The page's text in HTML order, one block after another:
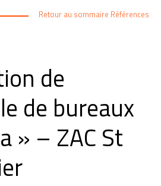
Retour au sommaire Références
de
de bureaux
» – ZAC St